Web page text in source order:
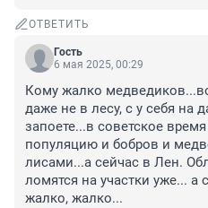
ОТВЕТИТЬ
Гость
6 мая 2025, 00:29
Кому жалко
даже не в лесу, с у себя на
запоете...в советское
популяцию и бобров и
лисами...а сейчас в Лен.
ломятся на участки уже... а
жалко, жалко...